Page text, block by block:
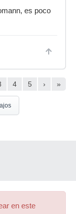
es poco
4 5 › »
en este